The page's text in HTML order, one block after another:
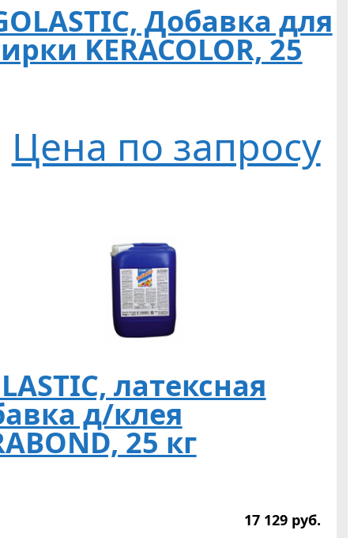
Добавка для
KERACOLOR, 25
Цена по запросу
латексная
д/клея
25 кг
17 129 руб.